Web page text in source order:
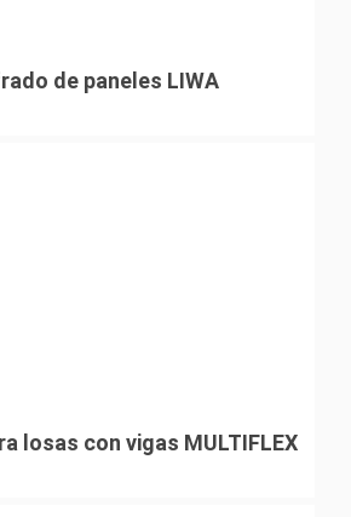
de paneles LIWA
losas con vigas MULTIFLEX